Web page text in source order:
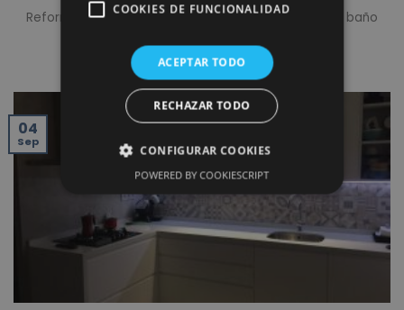
Reformas Rómulo ha reformado, recientemente, un baño
04
Sep
COOKIES DE FUNCIONALIDAD
ACEPTAR TODO
RECHAZAR TODO
CONFIGURAR COOKIES
POWERED BY COOKIESCRIPT